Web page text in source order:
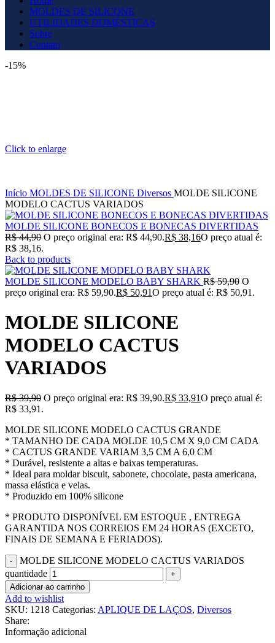
MOLDES DE SILICONE
UTILIDADES DOMÉSTICAS
Sobre
Contato
-15%
Click to enlarge
Início MOLDES DE SILICONE Diversos MOLDE SILICONE
MODELO CACTUS VARIADOS
MOLDE SILICONE BONECOS E BONECAS DIVERTIDAS
R$44,90 O preço original era: R$ 44,90.R$ 38,16O preço atual é:
R$ 38,16.
Back to products
MOLDE SILICONE MODELO BABY SHARK R$59,90 O
preço original era: R$ 59,90.R$ 50,91O preço atual é: R$ 50,91.
MOLDE SILICONE
MODELO CACTUS
VARIADOS
R$39,90 O preço original era: R$ 39,90.R$ 33,91O preço atual é:
R$ 33,91.
MOLDE SILICONE MODELO CACTUS GRANDE
* TAMANHO DE CADA MOLDE 10,5 CM X 9,0 CM CADA
* CACTUS GRANDE VARIAM 3,5 CM A 6,0 CM
* Durável, resistente a altas e baixas temperaturas.
* Ideal para moldar biscuit, sabonete, chocolate, pasta americana,
massa elástica e velas.
* Produzido em 100% silicone
* PRODUTO DISPONÍVEL EM ESTOQUE , ENTREGA
GARANTIDA NOS CORREIOS EM 24 HORAS (EXCETO,
FINAIS DE SEMANA E FERIADOS).
MOLDE SILICONE MODELO CACTUS VARIADOS
quantidade
Adicionar ao carrinho
Add to wishlist
SKU: 1218 Categorias: APLIQUE DE LAÇOS, Diversos
Share:
Informação adicional